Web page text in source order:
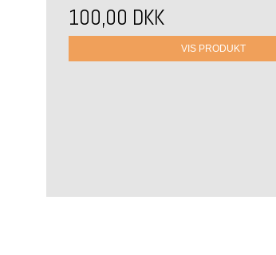
100,00 DKK
VIS PRODUKT